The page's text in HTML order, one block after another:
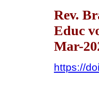
Rev.
Educ
Mar-
https://